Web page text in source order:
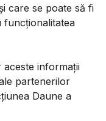
care se poate să fi
funcționalitatea
aceste informații
partenerilor
Daune a